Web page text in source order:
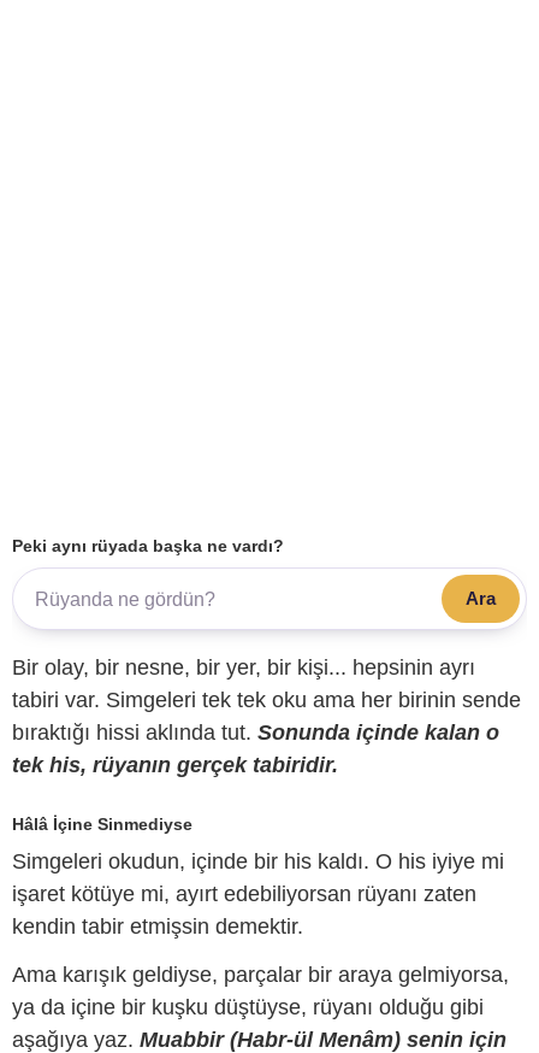
Peki aynı rüyada başka ne vardı?
Ara
Bir olay, bir nesne, bir yer, bir kişi... hepsinin ayrı
tabiri var. Simgeleri tek tek oku ama her birinin sende
bıraktığı hissi aklında tut. Sonunda içinde kalan o
tek his, rüyanın gerçek tabiridir.
Hâlâ İçine Sinmediyse
Simgeleri okudun, içinde bir his kaldı. O his iyiye mi
işaret kötüye mi, ayırt edebiliyorsan rüyanı zaten
kendin tabir etmişsin demektir.
Ama karışık geldiyse, parçalar bir araya gelmiyorsa,
ya da içine bir kuşku düştüyse, rüyanı olduğu gibi
aşağıya yaz. Muabbir (Habr-ül Menâm) senin için